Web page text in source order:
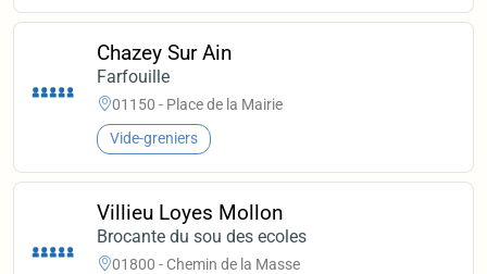
Chazey Sur Ain
Farfouille
01150 - Place de la Mairie
Vide-greniers
Villieu Loyes Mollon
Brocante du sou des ecoles
01800 - Chemin de la Masse